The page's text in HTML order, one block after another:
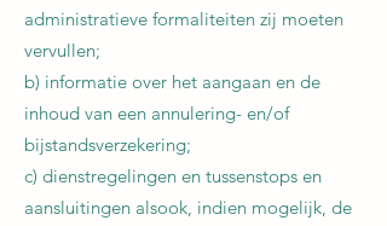
administratieve formaliteiten zij moeten
vervullen;
b) informatie over het aangaan en de
inhoud van een annulering- en/of
bijstandsverzekering;
c) dienstregelingen en tussenstops en
aansluitingen alsook, indien mogelijk, de